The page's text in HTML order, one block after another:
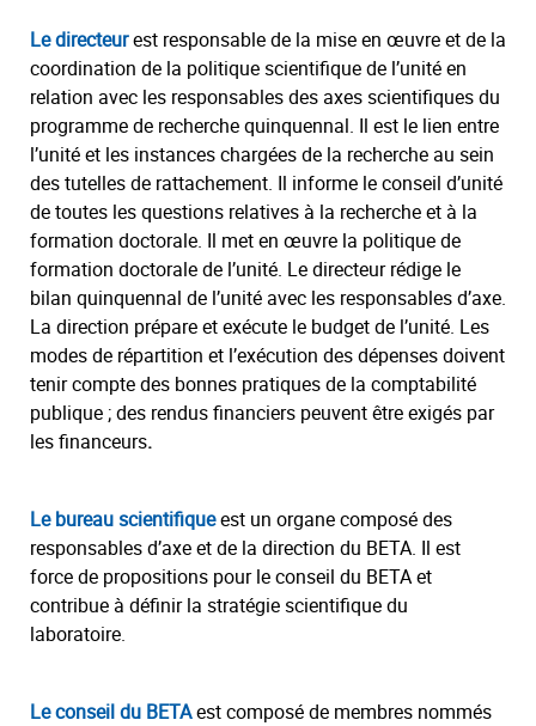
Le directeurest responsable de la mise en œuvre et de la
coordination de la politique scientifique de l’unité en
relation avec les responsables des axes scientifiques du
programme de recherche quinquennal. Il est le lien entre
l’unité et les instances chargées de la recherche au sein
des tutelles de rattachement. Il informe le conseil d’unité
de toutes les questions relatives à la recherche et à la
formation doctorale. Il met en œuvre la politique de
formation doctorale de l’unité. Le directeur rédige le
bilan quinquennal de l’unité avec les responsables d’axe.
La direction prépare et exécute le budget de l’unité. Les
modes de répartition et l’exécution des dépenses doivent
tenir compte des bonnes pratiques de la comptabilité
publique ; des rendus financiers peuvent être exigés par
les financeurs.
Le bureau scientifiqueest un organe composé des
responsables d’axe et de la direction du BETA. Il est
force de propositions pour le conseil du BETA et
contribue à définir la stratégie scientifique du
laboratoire.
Le conseil du BETAest composé de membres nommés